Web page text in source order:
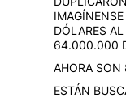
DÓLARES
64.000.000
AHORA
ESTÁN